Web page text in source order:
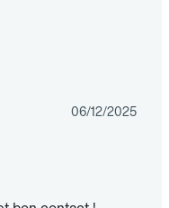
06/12/2025